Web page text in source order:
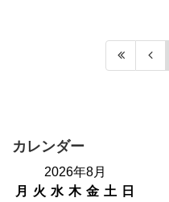
カレンダー
2026年8月
月
火 水 木 金 土 日